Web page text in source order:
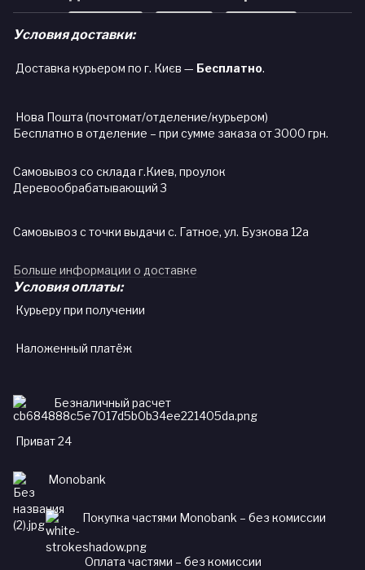
Условия доставки:
Доставка курьером по г. Києв — Бесплатно.
Нова Пошта (почтомат/отделение/курьером)
Бесплатно в отделение – при сумме заказа от 3000 грн.
Самовывоз со склада г.Киев, проулок
Деревообрабатывающий 3
Самовывоз с точки выдачи с. Гатное, ул. Бузкова 12а
Больше информации о доставке
Условия оплаты:
Курьеру при получении
Наложенный платёж
Безналичный расчет
Приват 24
Monobank
Покупка частями Monobank – без комиссии
Оплата частями – без комиссии